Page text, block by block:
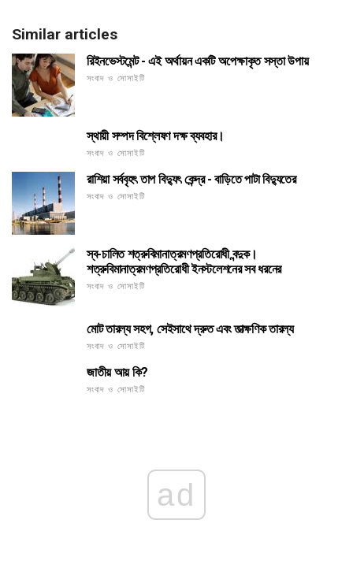
Similar articles
রিইনভেস্টমেন্ট - এই অর্থায়ন একটি অপেক্ষাকৃত সস্তা উপায়
সংবাদ ও সোসাইটি
স্থায়ী সম্পদ বিশ্লেষণ দক্ষ ব্যবহার।
সংবাদ ও সোসাইটি
রাশিয়া সর্ববৃহৎ তাপ বিদ্যুৎ কেন্দ্র - বাড়িতে পাটা বিদ্যুতের
সংবাদ ও সোসাইটি
স্ব-চালিত শত্রুবিমানাত্রমণপ্রতিরোধী বন্দুক।
শত্রুবিমানাত্রমণপ্রতিরোধী ইনস্টলেশনের সব ধরনের
সংবাদ ও সোসাইটি
মোট তারল্য সহগ, সেইসাথে দ্রুত এবং তাত্ক্ষণিক তারল্য
সংবাদ ও সোসাইটি
জাতীয় আয় কি?
সংবাদ ও সোসাইটি
ad